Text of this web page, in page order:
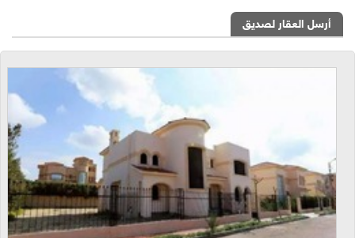
أرسل العقار لصديق